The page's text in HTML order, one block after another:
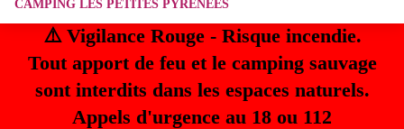
⚠️ Vigilance Rouge - Risque incendie.
Tout apport de feu et le camping sauvage
sont interdits dans les espaces naturels.
Appels d'urgence au 18 ou 112
CAMPING LES PETITES PYRENEES